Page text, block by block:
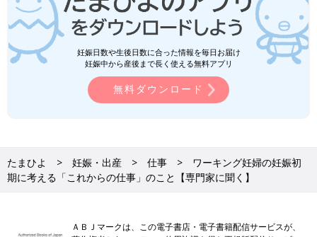
妊娠日数や生後日数に合った情報を毎日お届け
妊娠中から産後まで長く使える無料アプリ
無料ダウンロード
たまひよ 妊娠・出産 仕事
ワーキング妊婦の妊娠初
期に考える「これからの仕事」のこと【専門家に聞く】
ＡＢＪマークは、この電子書店・電子書籍配信サービスが、